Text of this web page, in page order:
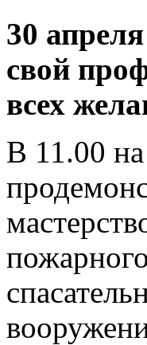
30
свой
всех
В 11.00